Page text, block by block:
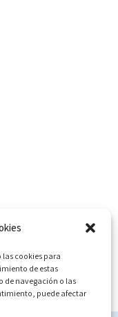
cookies para
de estas
navegación o las
puede afectar